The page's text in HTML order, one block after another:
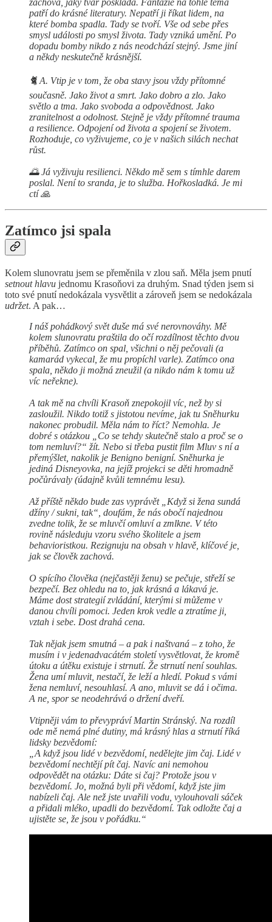
zachová, jaký tvar poskládá. Fantazie na tohle téma
patří do krásné literatury. Nepatří ji říkat lidem, na
které bomba spadla. Tady se tvoří. Vše od sebe přes
smysl události po smysl života. Tady vzniká umění. Po
dopadu bomby nikdo z nás neodchází stejný. Jsme jiní
a někdy neskutečně krásnější.
🐈 A. Vtip je v tom, že oba stavy jsou vždy přítomné
současně. Jako život a smrt. Jako dobro a zlo. Jako
světlo a tma. Jako svoboda a odpovědnost. Jako
zranitelnost a odolnost. Stejně je vždy přítomné trauma
a resilience. Odpojení od života a spojení se životem.
Rozhoduje, co vyživujeme, co je v našich silách nechat
růst.
🌅 Já vyživuju resilienci. Někdo mě sem s tímhle darem
poslal. Není to sranda, je to služba. Hořkosladká. Je mi
ctí 🙏
Zatímco jsi spala
Kolem slunovratu jsem se přeměnila v zlou saň. Měla jsem pnutí
setnout hlavu jednomu Krasoňovi za druhým. Snad týden jsem si
toto své pnutí nedokázala vysvětlit a zároveň jsem se nedokázala
udržet. A pak…
I náš pohádkový svět duše má své nerovnováhy. Mě
kolem slunovratu praštila do očí rozdílnost těchto dvou
příběhů. Zatímco on spal, všichni o něj pečovali (a
kamarád vykecal, že mu propíchl varle). Zatímco ona
spala, někdo ji možná zneužil (a nikdo nám k tomu už
víc neřekne).
A tak mě na chvíli Krasoň znepokojil víc, než by si
zasloužil. Nikdo totiž s jistotou nevíme, jak tu Sněhurku
nakonec probudil. Měla nám to říct? Nemohla. Je
dobré s otázkou „Co se tehdy skutečně stalo a proč se o
tom nemluví?“ žít. Nebo si třeba pustit film Mluv s ní a
přemýšlet, nakolik je Benigno benigní. Sněhurka je
jediná Disneyovka, na jejíž projekci se děti hromadně
počůrávaly (údajně kvůli temnému lesu).
Až příště někdo bude zas vyprávět „Když si žena sundá
džíny / sukni, tak“, doufám, že nás obočí najednou
zvedne tolik, že se mluvčí omluví a zmlkne. V této
rovině následuju vzoru svého školitele a jsem
behavioristkou. Rezignuju na obsah v hlavě, klíčové je,
jak se člověk zachová.
O spícího člověka (nejčastěji ženu) se pečuje, střeží se
bezpečí. Bez ohledu na to, jak krásná a lákavá je.
Máme dost strategií zvládání, kterými si můžeme v
danou chvíli pomoci. Jeden krok vedle a ztratíme ji,
vztah i sebe. Dost drahá cena.
Tak nějak jsem smutná – a pak i naštvaná – z toho, že
musím i v jedenadvacátém století vysvětlovat, že kromě
útoku a útěku existuje i strnutí. Že strnutí není souhlas.
Žena umí mluvit, nestačí, že leží a hledí. Pokud s vámi
žena nemluví, nesouhlasí. A ano, mluvit se dá i očima.
A ne, spor se neodehrává o držení dveří.
Vtipněji vám to převypráví Martin Stránský. Na rozdíl
ode mě nemá plné dutiny, má krásný hlas a strnutí říká
lidsky bezvědomí:
„A když jsou lidé v bezvědomí, nedělejte jim čaj. Lidé v
bezvědomí nechtějí pít čaj. Navíc ani nemohou
odpovědět na otázku: Dáte si čaj? Protože jsou v
bezvědomí. Jo, možná byli při vědomí, když jste jim
nabízeli čaj. Ale než jste uvařili vodu, vylouhovali sáček
a přidali mléko, upadli do bezvědomí. Tak odložte čaj a
ujistěte se, že jsou v pořádku.“